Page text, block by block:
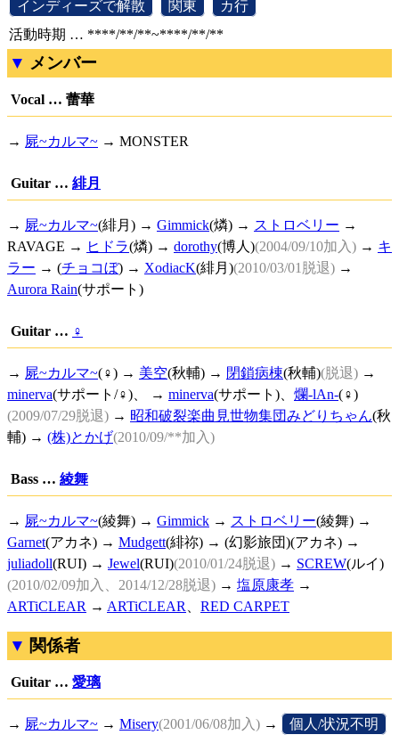
インディーズで解散 関東 カ行
活動時期 … ****/**/**~****/**/**
メンバー
Vocal … 蕾華
→ 屍~カルマ~ → MONSTER
Guitar … 緋月
→ 屍~カルマ~(緋月) → Gimmick(燐) → ストロベリー →
RAVAGE → ヒドラ(燐) → dorothy(博人)(2004/09/10加入) → キ
ラー → (チョコぼ) → XodiacK(緋月)(2010/03/01脱退) →
Aurora Rain(サポート)
Guitar … ♀
→ 屍~カルマ~(♀) → 美空(秋輔) → 閉鎖病棟(秋輔)(脱退) →
minerva(サポート/♀)、 → minerva(サポート)、 爛-lAn-(♀)
(2009/07/29脱退) → 昭和破裂楽曲見世物集団みどりちゃん(秋
輔) → (株)とかげ(2010/09/**加入)
Bass … 綾舞
→ 屍~カルマ~(綾舞) → Gimmick → ストロベリー(綾舞) →
Garnet(アカネ) → Mudgett(緋祢) → (幻影旅団)(アカネ) →
juliadoll(RUI) → Jewel(RUI)(2010/01/24脱退) → SCREW(ルイ)
(2010/02/09加入、2014/12/28脱退) → 塩原康孝 →
ARTiCLEAR → ARTiCLEAR RED CARPET
関係者
Guitar … 愛璃
→ 屍~カルマ~ → Misery(2001/06/08加入) → 個人/状況不明